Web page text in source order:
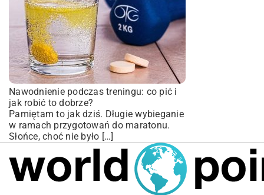
Nawodnienie podczas treningu: co pić i
jak robić to dobrze?
Pamiętam to jak dziś. Długie wybieganie
w ramach przygotowań do maratonu.
Słońce, choć nie było […]